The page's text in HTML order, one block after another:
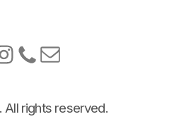
rights reserved.